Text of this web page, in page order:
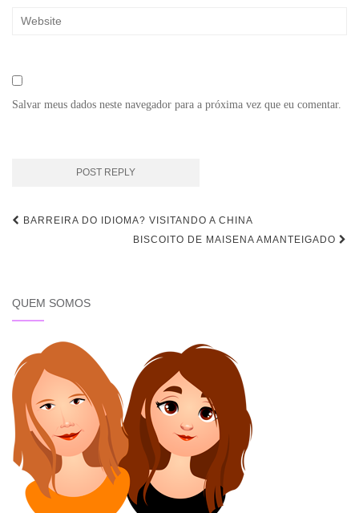
Salvar meus dados neste navegador para a próxima vez que eu comentar.
Navegação
BARREIRA DO IDIOMA? VISITANDO A CHINA
BISCOITO DE MAISENA AMANTEIGADO
QUEM SOMOS